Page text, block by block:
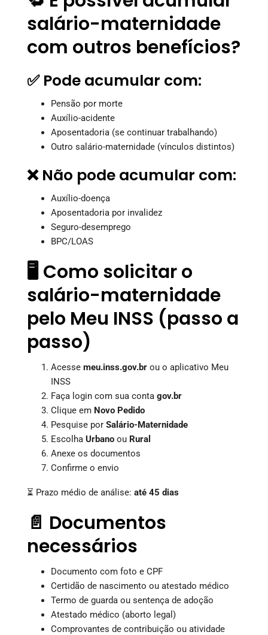
salário-maternidade
com outros benefícios?
✅ Pode acumular com:
Pensão por morte
Auxílio-acidente
Aposentadoria (se continuar trabalhando)
Outro salário-maternidade (vínculos distintos)
❌ Não pode acumular com:
Auxílio-doença
Aposentadoria por invalidez
Seguro-desemprego
BPC/LOAS
🖥️ Como solicitar o
salário-maternidade
pelo Meu INSS (passo a
passo)
Acesse meu.inss.gov.br ou o aplicativo Meu
INSS
Faça login com sua conta gov.br
Clique em Novo Pedido
Pesquise por Salário-Maternidade
Escolha Urbano ou Rural
Anexe os documentos
Confirme o envio
⏳ Prazo médio de análise: até 45 dias
📄 Documentos
necessários
Documento com foto e CPF
Certidão de nascimento ou atestado médico
Termo de guarda ou sentença de adoção
Atestado médico (aborto legal)
Comprovantes de contribuição ou atividade